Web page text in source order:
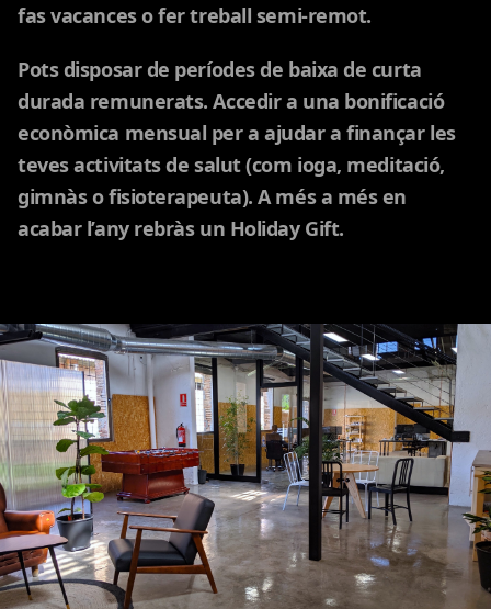
fas vacances o fer treball semi-remot.
Pots disposar de períodes de baixa de curta
durada remunerats. Accedir a una bonificació
econòmica mensual per a ajudar a finançar les
teves activitats de salut (com ioga, meditació,
gimnàs o fisioterapeuta). A més a més en
acabar l’any rebràs un Holiday Gift.